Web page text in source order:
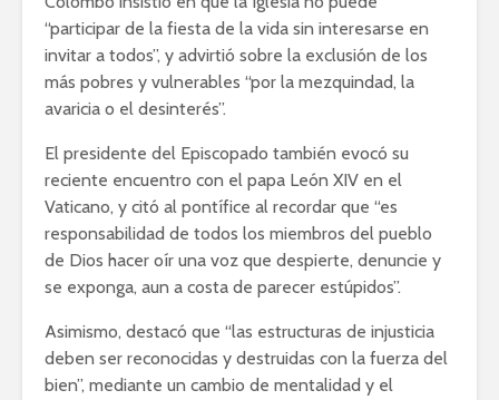
“participar de la fiesta de la vida sin interesarse en
invitar a todos”, y advirtió sobre la exclusión de los
más pobres y vulnerables “por la mezquindad, la
avaricia o el desinterés”.
El presidente del Episcopado también evocó su
reciente encuentro con el papa León XIV en el
Vaticano, y citó al pontífice al recordar que “es
responsabilidad de todos los miembros del pueblo
de Dios hacer oír una voz que despierte, denuncie y
se exponga, aun a costa de parecer estúpidos”.
Asimismo, destacó que “las estructuras de injusticia
deben ser reconocidas y destruidas con la fuerza del
bien”, mediante un cambio de mentalidad y el